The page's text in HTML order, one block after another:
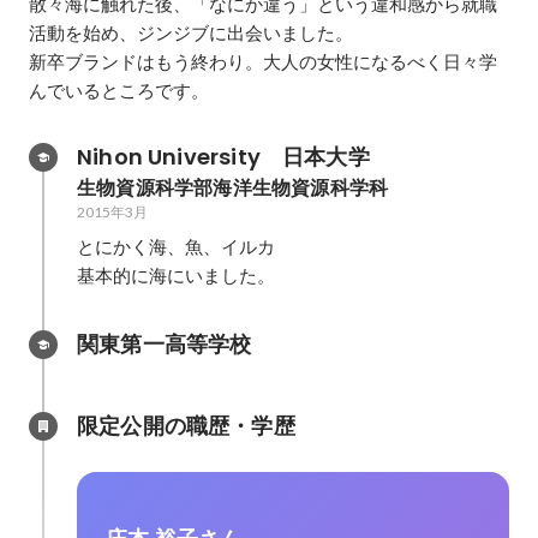
活動を始め、ジンジブに出会いました。
新卒ブランドはもう終わり。大人の女性になるべく日々学
んでいるところです。
Nihon University　日本大学
生物資源科学部海洋生物資源科学科
2015年3月
とにかく海、魚、イルカ
基本的に海にいました。
関東第一高等学校
限定公開の職歴・学歴